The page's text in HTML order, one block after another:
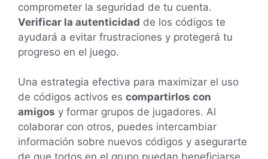
comprometer la seguridad de tu cuenta.
Verificar la autenticidad de los códigos te
ayudará a evitar frustraciones y protegerá tu
progreso en el juego.
Una estrategia efectiva para maximizar el uso
de códigos activos es compartirlos con
amigos y formar grupos de jugadores. Al
colaborar con otros, puedes intercambiar
información sobre nuevos códigos y asegurarte